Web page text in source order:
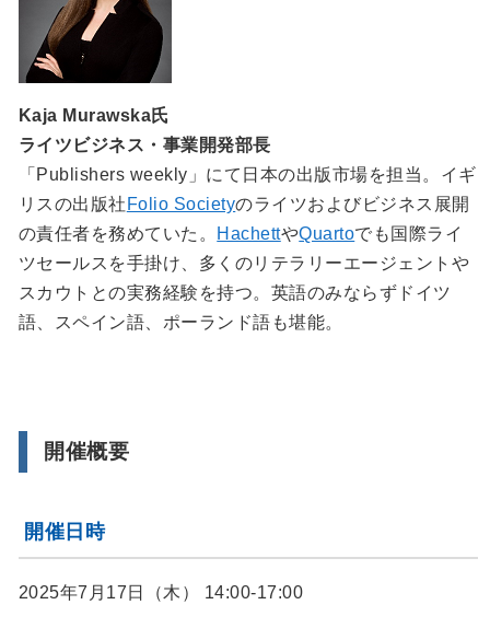
Kaja Murawska氏
ライツビジネス・事業開発部長
「Publishers weekly」にて日本の出版市場を担当。イギ
リスの出版社 Folio Societyのライツおよびビジネス展開
の責任者を務めていた。
HachettやQuartoでも国際ライ
ツセールスを手掛け、多くのリテラリーエージェントや
スカウトとの実務経験を持つ。英語のみならずドイツ
語、スペイン語、ポーランド語も堪能。
開催概要
開催日時
2025年7月17日（木） 14:00-17:00